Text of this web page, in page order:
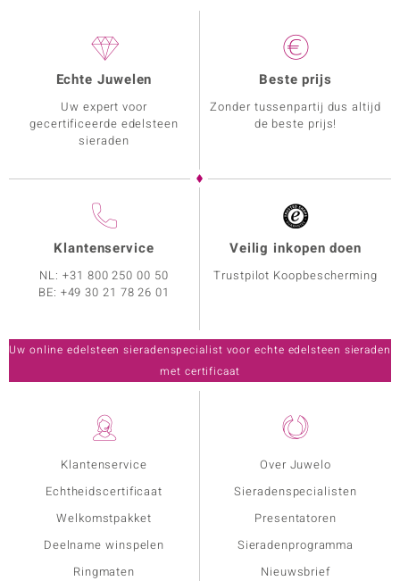
Klantenservice
Echtheidscertificaat
Welkomstpakket
Deelname winspelen
Ringmaten
Over Juwelo
Sieradenspecialisten
Presentatoren
Sieradenprogramma
Nieuwsbrief
Echte Juwelen
Uw expert voor
gecertificeerde edelsteen
sieraden
Beste prijs
Zonder tussenpartij dus altijd
de beste prijs!
Klantenservice
NL:+31 800 250 00 50
BE: +49 30 21 78 26 01
Veilig inkopen doen
Trustpilot Koopbescherming
Uw online edelsteen sieradenspecialist voor echte edelsteen sieraden
met certificaat